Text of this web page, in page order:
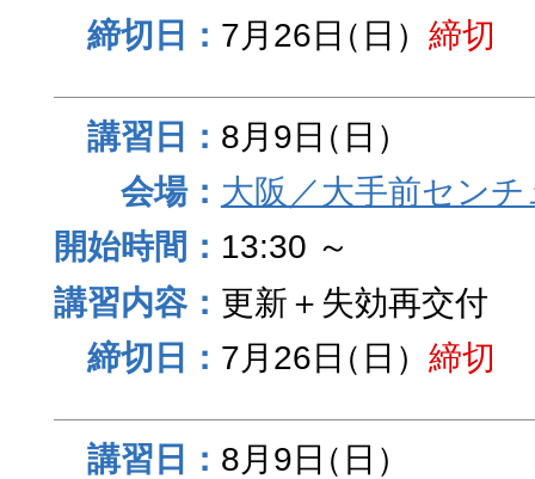
7月26日（日） 締切
8月9日（日）
大阪／大手前セン
13:30 ～
更新＋失効再交付
7月26日（日） 締切
8月9日（日）